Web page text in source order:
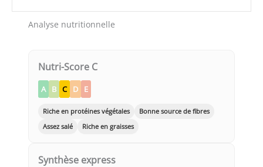
Analyse nutritionnelle
Nutri-Score C
A B C D E
Riche en protéines végétales
Bonne source de fibres
Assez salé
Riche en graisses
Synthèse express